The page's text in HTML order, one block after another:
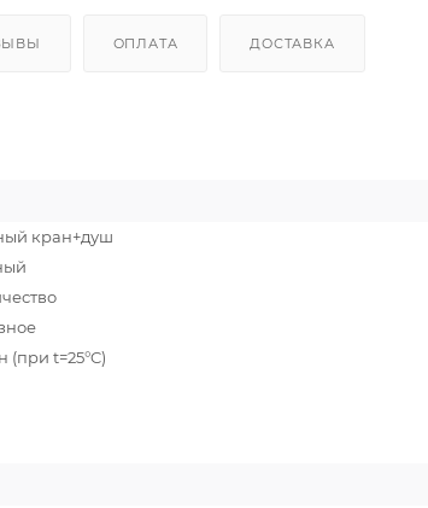
ОПЛАТА ДОСТАВКА
кран+душ
(при t=25°C)